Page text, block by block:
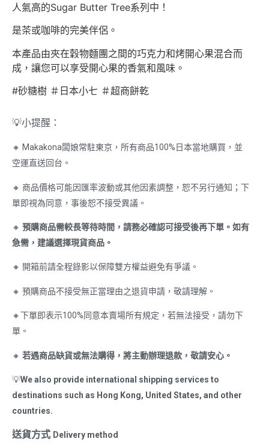
人氣高的Sugar Butter Tree系列中！
是茶或咖啡的完美伴侶。
本產品由夾在穀物麵團之間的巧克力和烤開心果混合而
成，讓您可以享受開心果的香氣和風味。
#砂糖樹 ＃日本小七 ＃超商餅乾
💡小提醒：
🔸 Makakona闆娘常駐東京，所有商品100%日本當地購買，並
空運直送回台。
🔸 商品價格可能因匯率波動或其他因素調整，恕不另行通知；下
單即視為同意，事後恕不接受異議。
🔸 預購商品需較長等待時間，請務必確認可接受後再下單。如有
急需，建議選擇現貨商品。
🔸 開箱前請全程錄影以保障雙方權益避免有爭議。
🔸 預購商品不接受無正當理由之退貨申請，敬請理解。
🔸下單即表示100%同意本賣場所有規定，若無法接受，請勿下
單。
🔸 若遇商品缺貨或無法購得，將主動辦理退款，敬請安心。
💡We also provide international shipping services to
destinations such as Hong Kong, United States, and other
countries.
送貨方式 Delivery method